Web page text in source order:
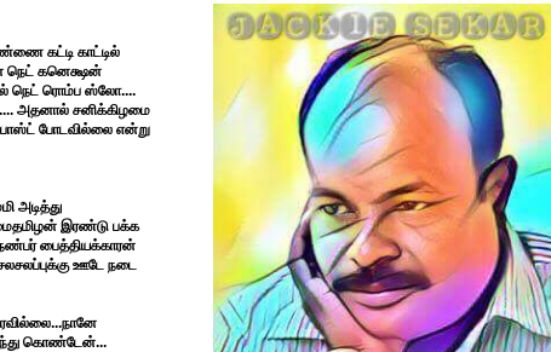
கட்டி காட்டில்
நெட் கனெக்ஷன்
நெட் ரொம்ப ஸ்லோ....
அதனால் சனிக்கிழமை
போடவில்லை என்று
அடித்து
இரண்டு பக்க
பைத்தியக்காரன்
ஊடே நடை
கொண்டேன்...